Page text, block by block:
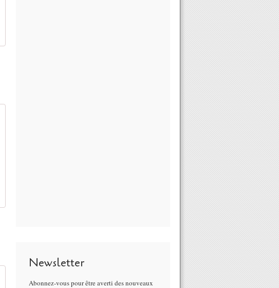
Newsletter
Abonnez-vous pour être averti des nouveaux